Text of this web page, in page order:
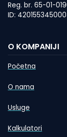
Reg. br. 65-01-
ID:
O KOMPANIJI
Početna
O nama
Usluge
Kalkulatori